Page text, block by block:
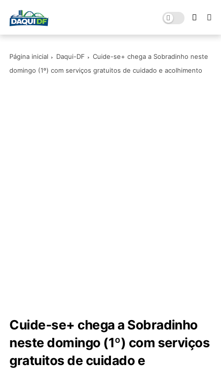
Página inicial Daqui-DF
Cuide-se+ chega a Sobradinho neste
domingo (1º) com serviços gratuitos de cuidado e acolhimento
Cuide-se+ chega a Sobradinho
neste domingo (1º) com serviços
gratuitos de cuidado e